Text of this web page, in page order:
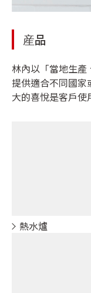
産品
林內以「當地生產
提供適合不同國
大的喜悅是客戶使
熱水爐